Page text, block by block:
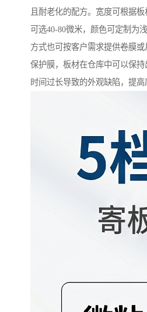
且耐老化的配方。宽度可根据
可选40-80微米，颜色可定制为
方式也可按客户需求提供卷膜
保护膜，板材在仓库中可以保
时间过长导致的外观缺陷，提高